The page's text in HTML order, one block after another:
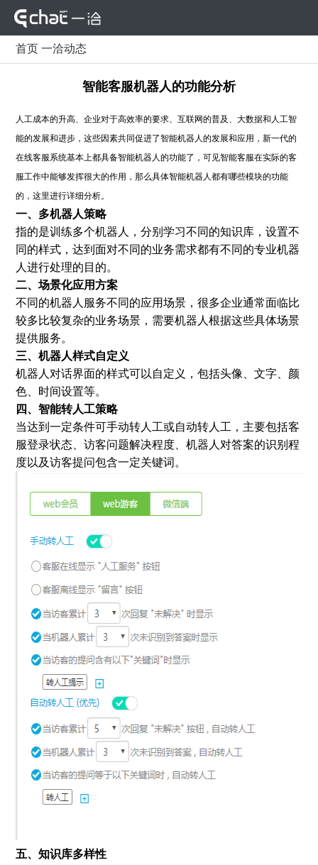
首页 一洽动态
智能客服机器人的功能分析
人工成本的升高、企业对于高效率的要求、互联网的普及、大数据和人工智
能的发展和进步，这些因素共同促进了智能机器人的发展和应用，新一代的
在线客服系统基本上都具备智能机器人的功能了，可见智能客服在实际的客
服工作中能够发挥很大的作用，那么具体智能机器人都有哪些模块的功能
的，这里进行详细分析。
一、多机器人策略
指的是训练多个机器人，分别学习不同的知识库，设置不
同的样式，达到面对不同的业务需求都有不同的专业机器
人进行处理的目的。
二、场景化应用方案
不同的机器人服务不同的应用场景，很多企业通常面临比
较多比较复杂的业务场景，需要机器人根据这些具体场景
提供服务。
三、机器人样式自定义
机器人对话界面的样式可以自定义，包括头像、文字、颜
色、时间设置等。
四、智能转人工策略
当达到一定条件可手动转人工或自动转人工，主要包括客
服登录状态、访客问题解决程度、机器人对答案的识别程
度以及访客提问包含一定关键词。
五、知识库多样性